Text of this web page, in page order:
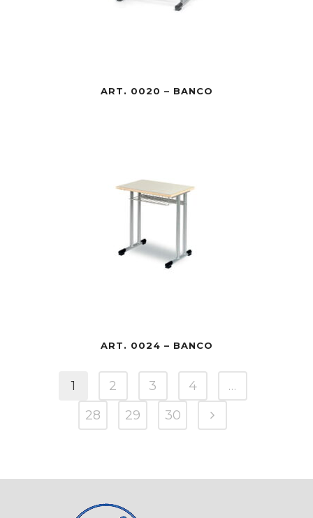
ART. 0020 – BANCO
ART. 0024 – BANCO
1 2 3 4
…
28
29 30